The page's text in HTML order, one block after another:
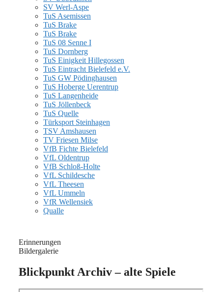
SV Werl-Aspe
TuS Asemissen
TuS Brake
TuS Brake
TuS 08 Senne I
TuS Dornberg
TuS Einigkeit Hillegossen
TuS Eintracht Bielefeld e.V.
TuS GW Pödinghausen
TuS Hoberge Uerentrup
TuS Langenheide
TuS Jöllenbeck
TuS Quelle
Türksport Steinhagen
TSV Amshausen
TV Friesen Milse
VfB Fichte Bielefeld
VfL Oldentrup
VfB Schloß-Holte
VfL Schildesche
VfL Theesen
VfL Ummeln
VfR Wellensiek
Qualle
Erinnerungen
Bildergalerie
Blickpunkt Archiv – alte Spiele